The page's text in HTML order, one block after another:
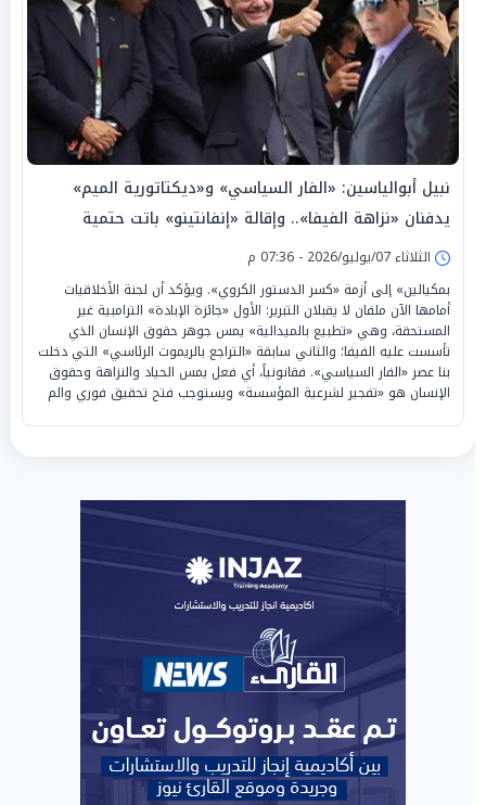
نبيل أبوالياسين: «الفار السياسي» و«ديكتاتورية الميم»
يدفنان «نزاهة الفيفا».. وإقالة «إنفانتينو» باتت حتمية
الثلاثاء 07/يوليو/2026 - 07:36 م
بمكيالين» إلى أزمة «كسر الدستور الكروي». ويؤكد أن لجنة الأخلاقيات
أمامها الآن ملفان لا يقبلان التبرير: الأول «جائزة الإبادة» الترامبية غير
المستحقة، وهي «تطبيع بالميدالية» يمس جوهر حقوق الإنسان الذي
تأسست عليه الفيفا؛ والثاني سابقة «التراجع بالريموت الرئاسي» التي دخلت
بنا عصر «الفار السياسي». فقانونياً، أي فعل يمس الحياد والنزاهة وحقوق
الإنسان هو «تفجير لشرعية المؤسسة» ويستوجب فتح تحقيق فوري والم